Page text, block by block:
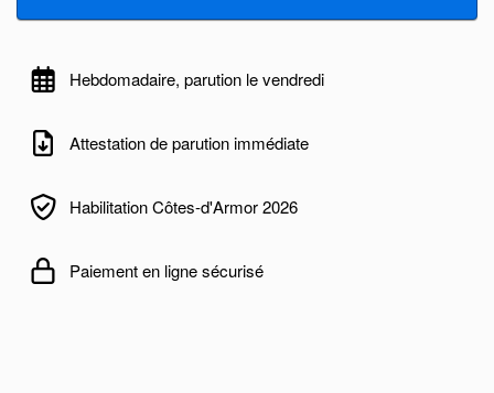
Hebdomadaire, parution le vendredi
Attestation de parution immédiate
Habilitation Côtes-d'Armor 2026
Paiement en ligne sécurisé